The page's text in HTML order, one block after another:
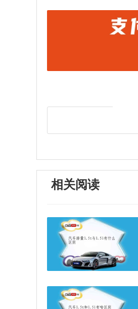
相关阅读